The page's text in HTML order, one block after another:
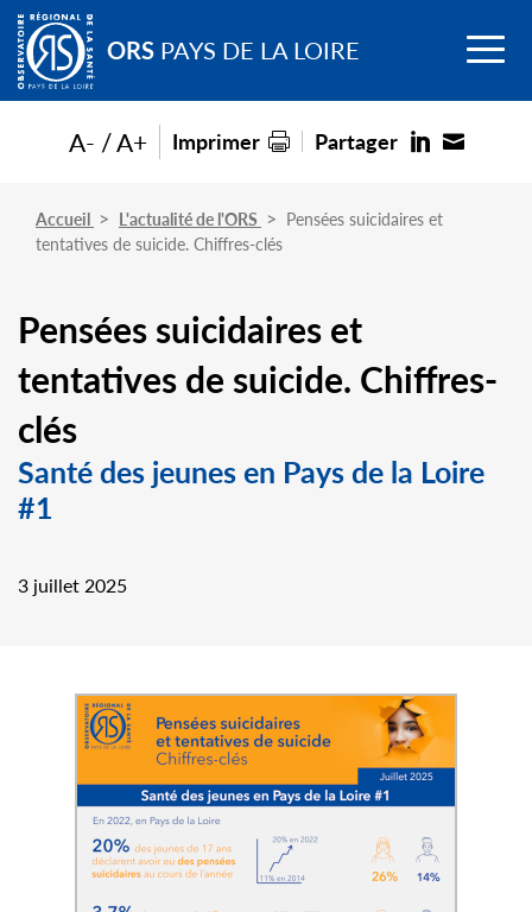
Go to
main
content ORS PAYS DE LA LOIRE Menu
Accueil L'actualité de l'ORS
Pensées suicidaires et
tentatives de suicide. Chiffres-clés
Pensées suicidaires et
tentatives de suicide. Chiffres-
clés
Santé des jeunes en Pays de la Loire
#1
3 juillet 2025
A- A+ Imprimer Partager